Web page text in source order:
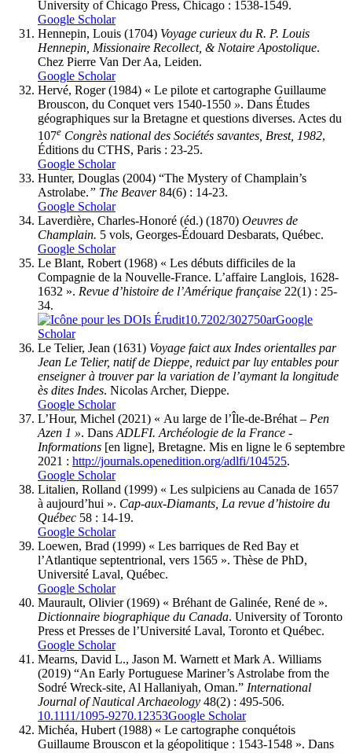
University of Chicago Press, Chicago : 1538-1549.
Google Scholar
Hennepin, Louis (1704) Voyage curieux du R. P. Louis
Hennepin, Missionaire Recollect, & Notaire Apostolique.
Chez Pierre Van Der Aa, Leiden.
Google Scholar
Hervé, Roger (1984) « Le pilote et cartographe Guillaume
Brouscon, du Conquet vers 1540-1550 ». Dans Études
géographiques sur la Bretagne et questions diverses. Actes du
107e Congrès national des Sociétés savantes, Brest, 1982,
Éditions du CTHS, Paris : 23-25.
Google Scholar
Hunter, Douglas (2004) “The Mystery of Champlain’s
Astrolabe.” The Beaver 84(6) : 14-23.
Google Scholar
Laverdière, Charles-Honoré (éd.) (1870) Oeuvres de
Champlain. 5 vols, Georges-Édouard Desbarats, Québec.
Google Scholar
Le Blant, Robert (1968) « Les débuts difficiles de la
Compagnie de la Nouvelle-France. L’affaire Langlois, 1628-
1632 ». Revue d’histoire de l’Amérique française 22(1) : 25-
34.
10.7202/302750arGoogle
Scholar
Le Telier, Jean (1631) Voyage faict aux Indes orientalles par
Jean Le Telier, natif de Dieppe, reduict par luy entables pour
enseigner à trouver par la variation de l’aymant la longitude
ès dites Indes. Nicolas Archer, Dieppe.
Google Scholar
L’Hour, Michel (2021) « Au large de l’Île-de-Bréhat – Pen
Azen 1 ». Dans ADLFI. Archéologie de la France -
Informations [en ligne], Bretagne. Mis en ligne le 6 septembre
2021 : http://journals.openedition.org/adlfi/104525.
Google Scholar
Litalien, Rolland (1999) « Les sulpiciens au Canada de 1657
à aujourd’hui ». Cap-aux-Diamants, La revue d’histoire du
Québec 58 : 14-19.
Google Scholar
Loewen, Brad (1999) « Les barriques de Red Bay et
l’Atlantique septentrional, vers 1565 ». Thèse de PhD,
Université Laval, Québec.
Google Scholar
Maurault, Olivier (1969) « Bréhant de Galinée, René de ».
Dictionnaire biographique du Canada. University of Toronto
Press et Presses de l’Université Laval, Toronto et Québec.
Google Scholar
Mearns, David L., Jason M. Warnett et Mark A. Williams
(2019) “An Early Portuguese Mariner’s Astrolabe from the
Sodré Wreck-site, Al Hallaniyah, Oman.” International
Journal of Nautical Archaeology 48(2) : 495-506.
10.1111/1095-9270.12353Google Scholar
Michéa, Hubert (1988) « Le cartographe conquétois
Guillaume Brouscon et la géopolitique : 1543-1548 ». Dans